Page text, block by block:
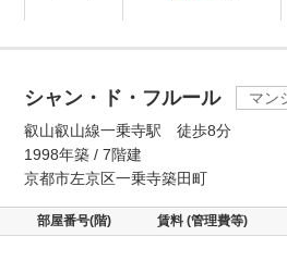
シャン・ド・フルール
マン
叡山叡山線一乗寺駅 徒歩8分
1998年築 / 7階建
京都市左京区一乗寺築田町
部屋番号(階) 賃料 (管理費等)